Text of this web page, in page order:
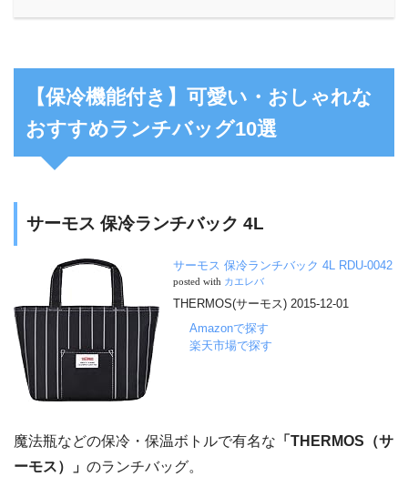
【保冷機能付き】可愛い・おしゃれな
おすすめランチバッグ10選
サーモス 保冷ランチバック 4L
サーモス 保冷ランチバック 4L RDU-0042
posted with カエレバ
THERMOS(サーモス) 2015-12-01
Amazonで探す
楽天市場で探す
魔法瓶などの保冷・保温ボトルで有名な 「THERMOS（サ
ーモス）」 のランチバッグ。